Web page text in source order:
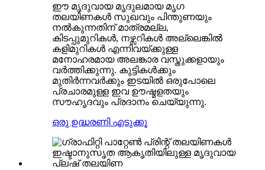
ഈ മൃദുവായ മൃദുലമായ മൃഗ
തലയിണകൾ സുഖവും പിന്തുണയും
നൽകുന്നതിന് മാത്രമല്ല,
കിടപ്പുമുറികൾ, നഴ്സറികൾ അല്ലെങ്കിൽ
കളിമുറികൾ എന്നിവയ്‌ക്കുള്ള
മനോഹരമായ അലങ്കാര വസ്തുക്കളായും
വർത്തിക്കുന്നു. കുട്ടികൾക്കും
മുതിർന്നവർക്കും ഇടയിൽ ഒരുപോലെ
പ്രചാരമുള്ള ഇവ ഊഷ്മളതയും
സൗഹൃദവും പ്രദാനം ചെയ്യുന്നു.
ഒരു ഉദ്ധരണി എടുക്കൂ